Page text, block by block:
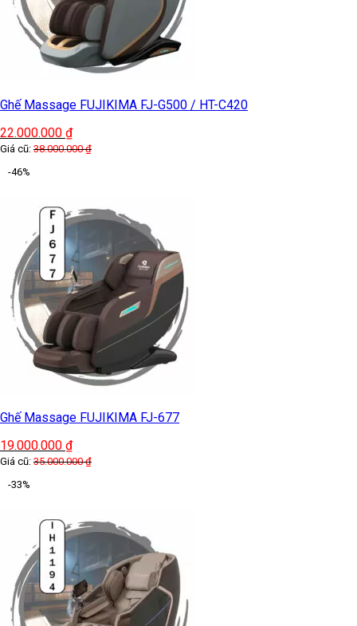
-38%
Ghế massage Okinawa Vintage
20.000.000₫
Giá cũ:32.000.000₫
-40%
Ghế Massage IHOCO IH-1128
25.000.000₫
Giá cũ:42.000.000₫